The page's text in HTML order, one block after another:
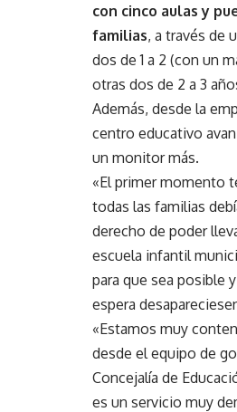
con cinco aulas y
familias, a través de
dos de 1 a 2 (con un
otras dos de 2 a 3
Además, desde la
centro educativo
un monitor más.
«El primer momento
todas las familias
derecho de poder
escuela infantil
para que sea posible
espera
«Estamos muy
desde el equipo de
Concejalía de
es un servicio muy